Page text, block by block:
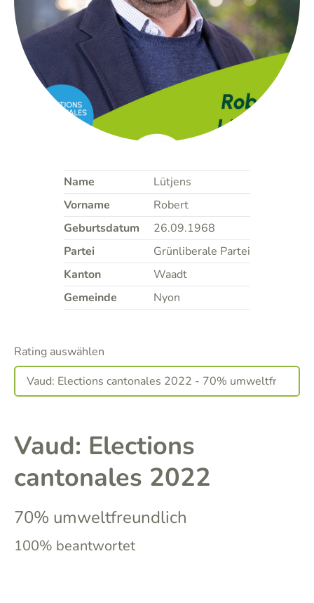
Name
Lütjens
Vorname
Robert
Geburtsdatum
26.09.1968
Partei
Grünliberale Partei
Kanton
Waadt
Gemeinde
Nyon
Rating auswählen
Vaud: Elections
cantonales 2022
70% umweltfreundlich
100% beantwortet